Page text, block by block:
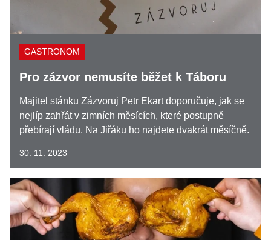
GASTRONOM
Pro zázvor nemusíte běžet k Táboru
Majitel stánku Zázvoruj Petr Ekart doporučuje, jak se
nejlíp zahřát v zimních měsících, které postupně
přebírají vládu. Na Jiřáku ho najdete dvakrát měsíčně.
30. 11. 2023